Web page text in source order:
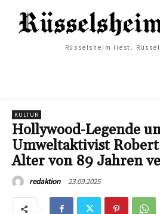
Rüsselsheim liest.
KULTUR
Hollywood-Legende
Umweltaktivist
Alter von 89 Jahren
redaktion 23.09.2025